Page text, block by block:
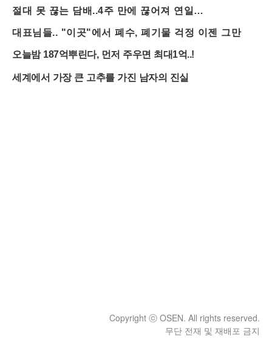
Copyright ⓒ OSEN. All rights reserved.
무단 전재 및 재배포 금지